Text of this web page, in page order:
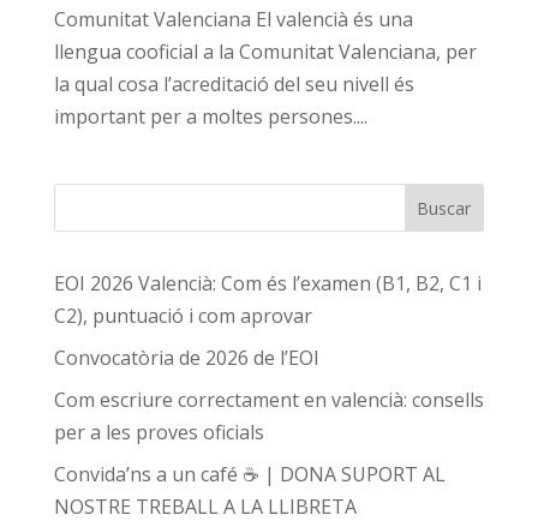
Comunitat Valenciana El valencià és una
llengua cooficial a la Comunitat Valenciana, per
la qual cosa l’acreditació del seu nivell és
important per a moltes persones....
Buscar
EOI 2026 Valencià: Com és l’examen (B1, B2, C1 i
C2), puntuació i com aprovar
Convocatòria de 2026 de l’EOI
Com escriure correctament en valencià: consells
per a les proves oficials
Convida’ns a un café ☕ | DONA SUPORT AL
NOSTRE TREBALL A LA LLIBRETA